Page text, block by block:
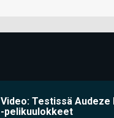
Video: Testissä Audeze
-pelikuulokkeet